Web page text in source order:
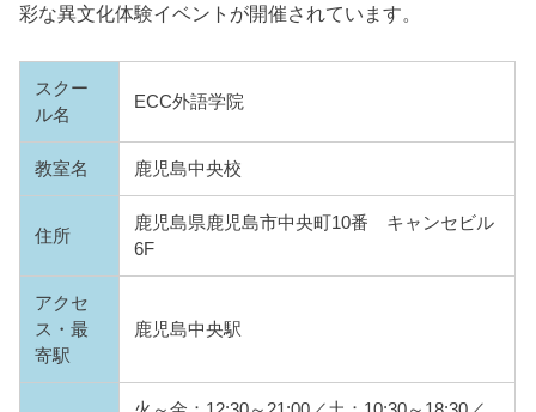
彩な異文化体験イベントが開催されています。
スクー
ル名
ECC外語学院
教室名 鹿児島中央校
住所
鹿児島県鹿児島市中央町10番 キャンセビル
6F
アクセ
ス・最
寄駅
鹿児島中央駅